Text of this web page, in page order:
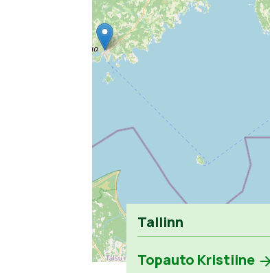
Tallinn
Topauto Kristiine